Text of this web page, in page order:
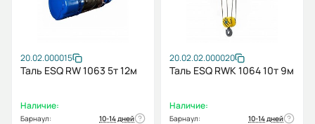
20.02.000015
Таль ESQ RW 1063 5т 12м
Наличие:
Барнаул:
10-14 дней
20.02.02.000020
Таль ESQ RWK 1064 10т 9м
Наличие:
Барнаул:
10-14 дней